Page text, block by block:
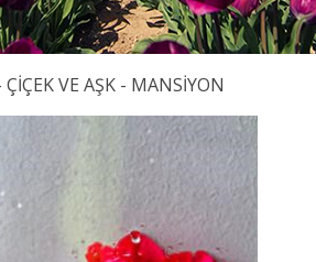
ÇİÇEK VE AŞK - MANSİYON